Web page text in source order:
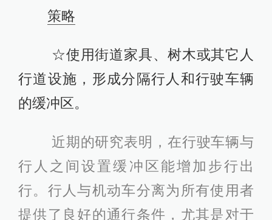
策略
☆使用街道家具、树木或其它人
行道设施，形成分隔行人和行驶车辆
的缓冲区。
近期的研究表明，在行驶车辆与
行人之间设置缓冲区能增加步行出
行。行人与机动车分离为所有使用者
提供了良好的通行条件，尤其是对于